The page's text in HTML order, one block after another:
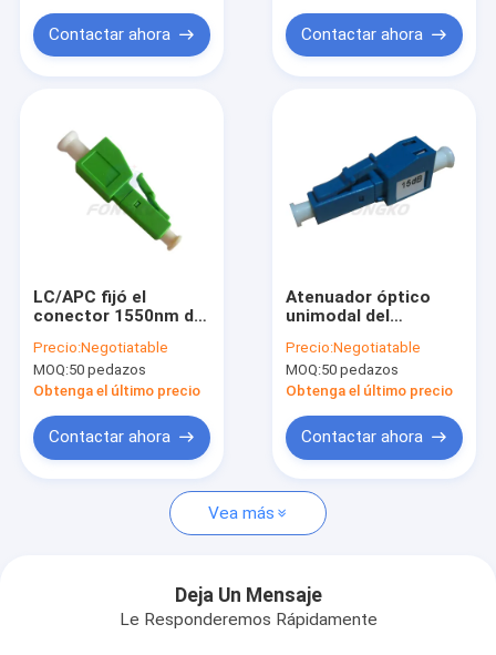
Productos
Sobre nosotros
Visita a la fábrica
Noticias
Casos
Conector rápido de la fibra óptica
Cable de fribra óptica al aire libre
Contactar ahora Contactar ahora
LC/APC fijó el
conector 1550nm del
de la fibra óptica
Precio:Negotiatable
MOQ:50 pedazos
Obtenga el último precio
Contactar ahora
Atenuador óptico
unimodal del
del LC 15db Upc
Precio:Negotiatable
MOQ:50 pedazos
Obtenga el último precio
Contactar ahora
Vea más
Deja Un Mensaje
Le Responderemos Rápidamente